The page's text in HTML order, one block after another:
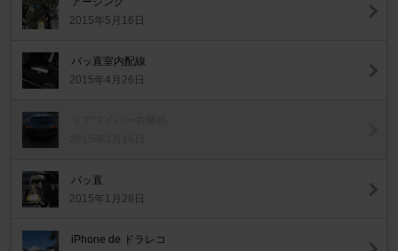
2015年5月16日
バッ直室内配線
2015年4月26日
バッ直
2015年1月28日
iPhone de ドラレコ